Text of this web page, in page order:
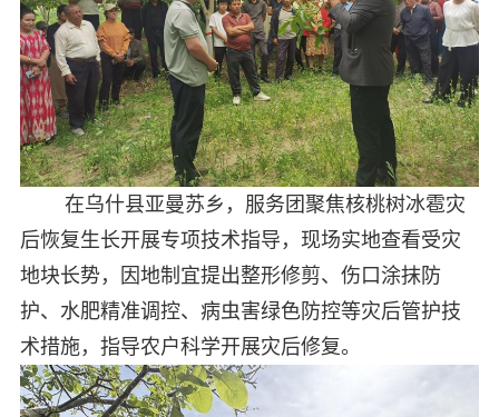
在乌什县亚曼苏乡，服务团聚焦核桃树冰雹灾
后恢复生长开展专项技术指导，现场实地查看受灾
地块长势，因地制宜提出整形修剪、伤口涂抹防
护、水肥精准调控、病虫害绿色防控等灾后管护技
术措施，指导农户科学开展灾后修复。